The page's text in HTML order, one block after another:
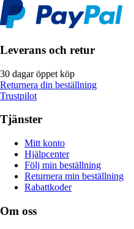
Leverans och retur
30 dagar öppet köp
Returnera din beställning
Trustpilot
Tjänster
Mitt konto
Hjälpcenter
Följ min beställning
Returnera min beställning
Rabattkoder
Om oss